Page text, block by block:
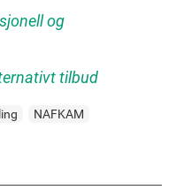
og
tilbud
NAFKAM